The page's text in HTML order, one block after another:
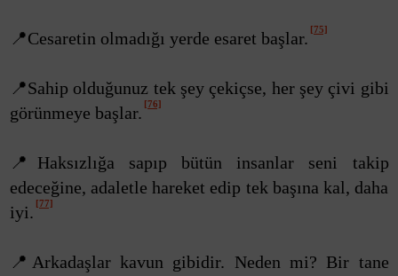
📍Cesaretin olmadığı yerde esaret başlar. [75]
📍Sahip olduğunuz tek şey çekiçse, her şey çivi gibi
görünmeye başlar. [76]
📍Haksızlığa sapıp bütün insanlar seni takip
edeceğine, adaletle hareket edip tek başına kal, daha
iyi. [77]
📍Arkadaşlar kavun gibidir. Neden mi? Bir tane